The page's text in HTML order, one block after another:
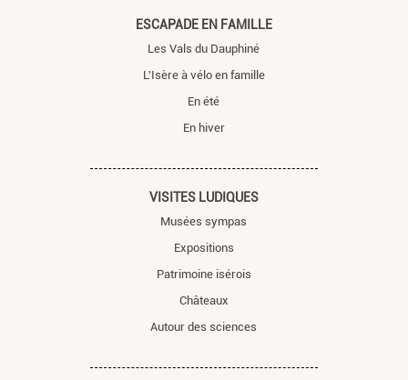
ESCAPADE EN FAMILLE
Les Vals du Dauphiné
L'Isère à vélo en famille
En été
En hiver
VISITES LUDIQUES
Musées sympas
Expositions
Patrimoine isérois
Châteaux
Autour des sciences